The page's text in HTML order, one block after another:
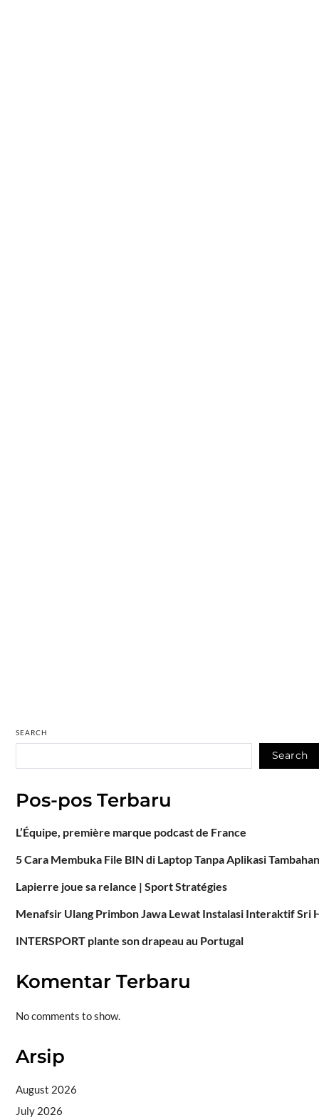
SEARCH
Search
Pos-pos Terbaru
L’Équipe, première marque podcast de France
5 Cara Membuka File BIN di Laptop Tanpa Aplikasi Tambahan
Lapierre joue sa relance | Sport Stratégies
Menafsir Ulang Primbon Jawa Lewat Instalasi Interaktif Sri
INTERSPORT plante son drapeau au Portugal
Komentar Terbaru
No comments to show.
Arsip
August 2026
July 2026